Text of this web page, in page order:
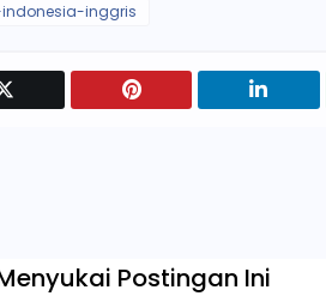
inggris
Postingan Ini